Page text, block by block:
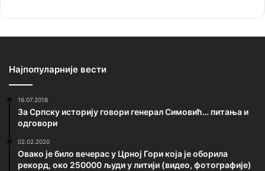
Најпопуларније вести
16.07.2018
За Српску историју говори генерал Симовић… питања и
одговори
02.02.2020
Овако је било вечерас у Црној Гори која је оборила
рекорд, око 250000 људи у литији (видео, фотографије)